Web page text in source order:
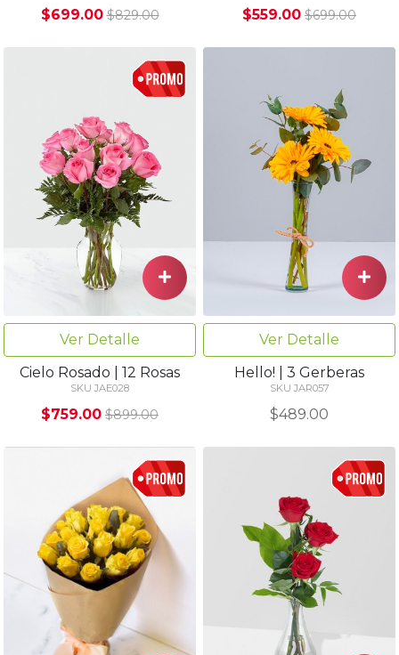
$699.00 $829.00 $559.00 $699.00
Ver Detalle
Cielo Rosado | 12 Rosas
SKU JAE028
$759.00 $899.00
Ver Detalle
Hello! | 3 Gerberas
SKU JAR057
$489.00